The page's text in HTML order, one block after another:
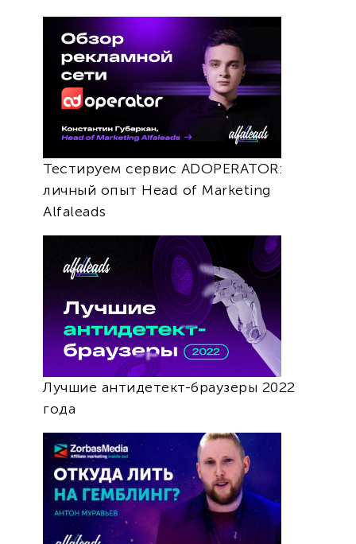
Тестируем сервис ADOPERATOR:
личный опыт Head of Marketing
Alfaleads
Лучшие антидетект-браузеры 2022
года